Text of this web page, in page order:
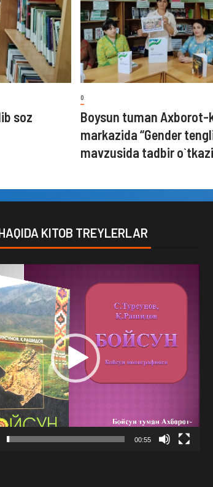
soz
0
Boysun tuman Axborot-
markazida “Gender
mavzusida tadbir
KITOB TREYLERLAR
00:55